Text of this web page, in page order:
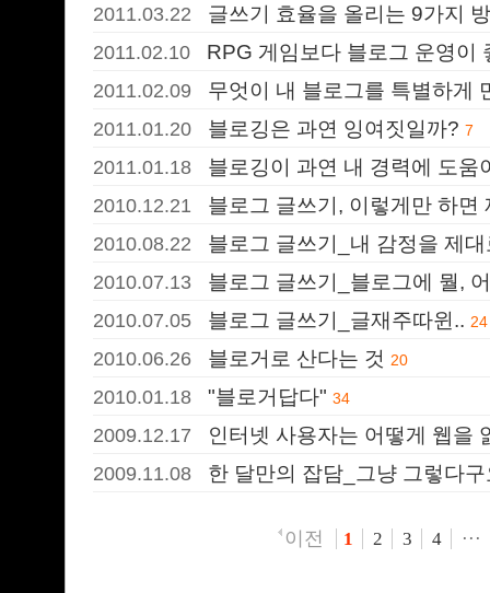
2011.03.22 글쓰기 효율을 올리는 9가지
2011.02.10 RPG 게임보다 블로그 운영이
2011.02.09 무엇이 내 블로그를 특별하게
2011.01.20 블로깅은 과연 잉여짓일까? 7
2011.01.18 블로깅이 과연 내 경력에 도움
2010.12.21 블로그 글쓰기, 이렇게만 하면
2010.08.22 블로그 글쓰기_내 감정을 제
2010.07.13 블로그 글쓰기_블로그에 뭘,
2010.07.05 블로그 글쓰기_글재주따윈.. 24
2010.06.26 블로거로 산다는 것 20
2010.01.18 "블로거답다" 34
2009.12.17 인터넷 사용자는 어떻게 웹을
2009.11.08 한 달만의 잡담_그냥 그렇다구
이전 1 2 3 4 ···